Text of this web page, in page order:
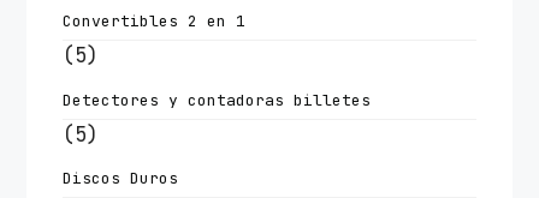
Convertibles 2 en 1
(5)
Detectores y contadoras billetes
(5)
Discos Duros